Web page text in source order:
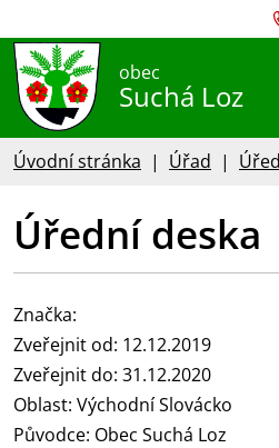
obec
Suchá Loz
Úvodní stránka Úřad
Úřední deska
Značka:
Zveřejnit od: 12.12.2019
Zveřejnit do: 31.12.2020
Oblast: Východní Slovácko
Původce: Obec Suchá Loz